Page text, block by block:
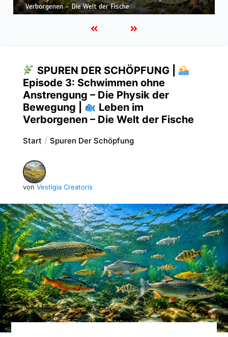
Leben im Verborgenen – Die Welt der Fische
SPUREN DER SCHÖPFUNG |
Episode 3: Schwimmen ohne
Anstrengung – Die Physik der
Bewegung |
Leben im
Verborgenen – Die Welt der Fische
Start Spuren Der Schöpfung
von Vestigia Creatoris